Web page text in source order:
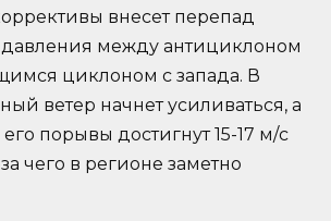
внесет перепад
между антициклоном
циклоном с запада. В
ветер начнет усиливаться, а
порывы достигнут 15-17 м/с
чего в регионе заметно